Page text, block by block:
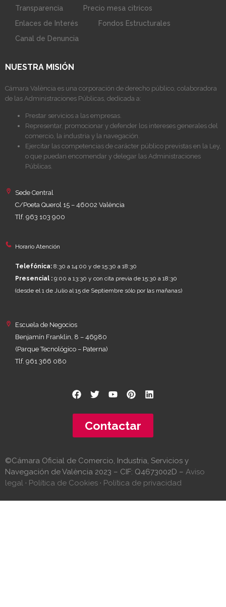
Transparencia
Precio mesa citricos
Enlaces de Interés
Fondos Estructurales
Canal de Denuncia
NUESTRA MISIÓN
Cámara València es una corporación de derecho público, colaboradora
de las Administraciones Públicas, dedicada a:
Prestar servicios a las empresas.
Representar, promocionar y defender los intereses generales del
comercio, la industria y la navegación.
Ejercitar las competencias de carácter público previstas en la Ley,
o que puedan encomendar y delegar las Administraciones
Públicas.
Sede Central
C/Poeta Querol 15 – 46002 València
Tlf. 963 103 900
Horario Atención
Telefónica: 8:30 a 14:00 y de 15:30 a 18:30
Presencial : 9:00 a 13:30 y con cita previa de 15:30 a 18:30
(desde el 1 de Julio al 15 de Septiembre sólo por las mañanas)
Escuela de Negocios
Benjamín Franklin, 8 – 46980
(Parque Tecnológico – Paterna)
Tlf. 961 366 080
Contactar
©Cámara Oficial de Comercio, Industria, Servicios y
Navegación de València 2023 – CIF: Q4673002D – Aviso
legal · Política de Cookies · Política de privacidad